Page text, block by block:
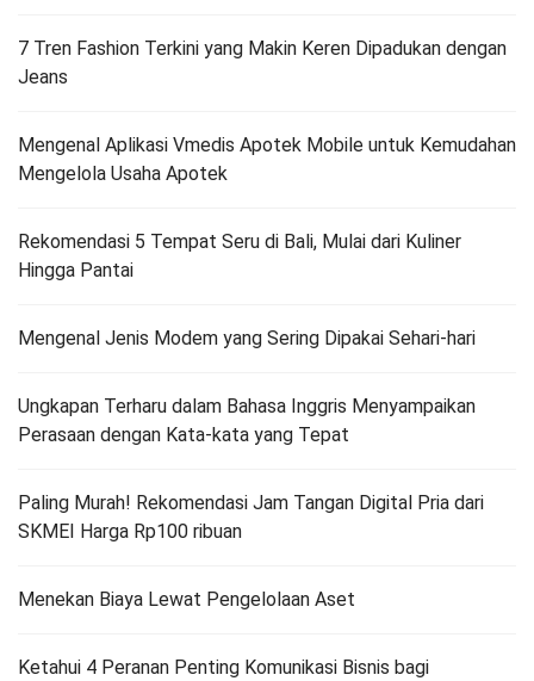
7 Tren Fashion Terkini yang Makin Keren Dipadukan dengan
Jeans
Mengenal Aplikasi Vmedis Apotek Mobile untuk Kemudahan
Mengelola Usaha Apotek
Rekomendasi 5 Tempat Seru di Bali, Mulai dari Kuliner
Hingga Pantai
Mengenal Jenis Modem yang Sering Dipakai Sehari-hari
Ungkapan Terharu dalam Bahasa Inggris Menyampaikan
Perasaan dengan Kata-kata yang Tepat
Paling Murah! Rekomendasi Jam Tangan Digital Pria dari
SKMEI Harga Rp100 ribuan
Menekan Biaya Lewat Pengelolaan Aset
Ketahui 4 Peranan Penting Komunikasi Bisnis bagi